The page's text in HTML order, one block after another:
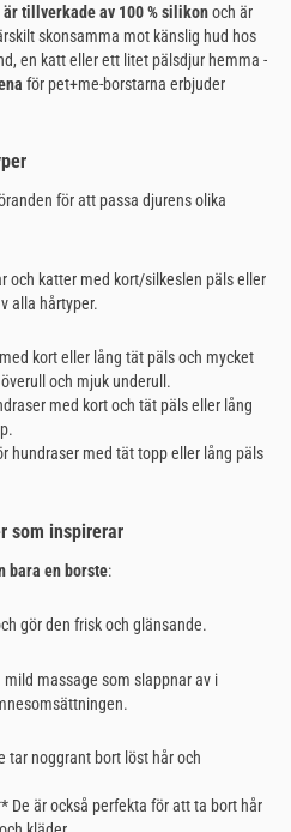
tillverkade av 100 % silikonoch är
skonsamma mot känslig hud hos
en katt eller ett litet pälsdjur hemma -
för pet+me-borstarna erbjuder
för att passa djurens olika
och katter med kort/silkeslen päls eller
alla hårtyper.
kort eller lång tät päls och mycket
och mjuk underull.
med kort och tät päls eller lång
hundraser med tät topp eller lång päls
som inspirerar
bara en borste:
gör den frisk och glänsande.
mild massage som slappnar av i
tar noggrant bort löst hår och
De är också perfekta för att ta bort hår